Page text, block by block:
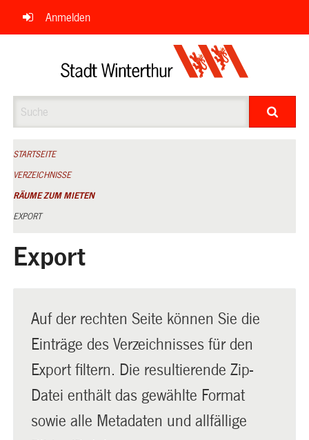
Navigation
überspringen
Anmelden
STARTSEITE
VERZEICHNISSE
RÄUME ZUM MIETEN
EXPORT
Export
Auf der rechten Seite können Sie die
Einträge des Verzeichnisses für den
Export filtern. Die resultierende Zip-
Datei enthält das gewählte Format
sowie alle Metadaten und allfällige